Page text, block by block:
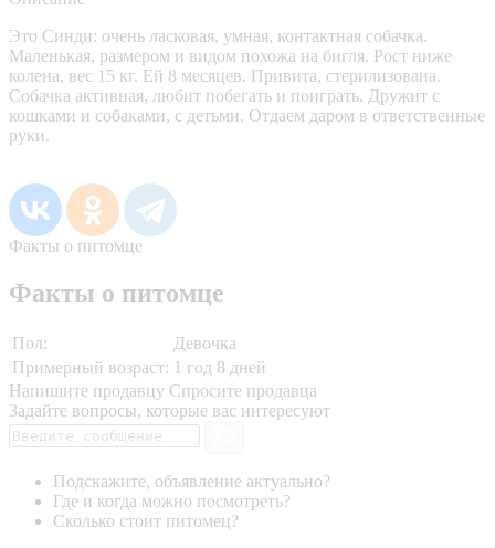
Это Синди: очень ласковая, умная, контактная собачка.
Маленькая, размером и видом похожа на бигля. Рост ниже
колена, вес 15 кг. Ей 8 месяцев. Привита, стерилизована.
Собачка активная, любит побегать и поиграть. Дружит с
кошками и собаками, с детьми. Отдаем даром в ответственные
руки.
Факты о питомце
Факты о питомце
Пол:
Девочка
Примерный возраст: 1 год 8 дней
Напишите продавцу Спросите продавца
Задайте вопросы, которые вас интересуют
Подскажите, объявление актуально?
Где и когда можно посмотреть?
Сколько стоит питомец?